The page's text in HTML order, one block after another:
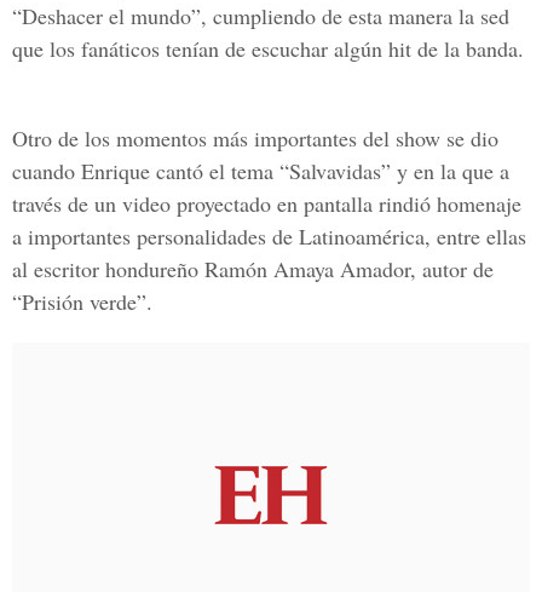
“Deshacer el mundo”, cumpliendo de esta manera la sed
que los fanáticos tenían de escuchar algún hit de la banda.
Otro de los momentos más importantes del show se dio
cuando Enrique cantó el tema “Salvavidas” y en la que a
través de un video proyectado en pantalla rindió homenaje
a importantes personalidades de Latinoamérica, entre ellas
al escritor hondureño Ramón Amaya Amador, autor de
“Prisión verde”.